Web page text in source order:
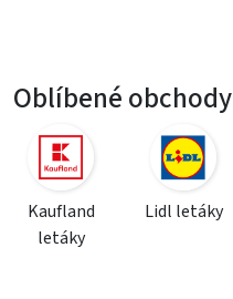
Oblíbené obchody
Kaufland
letáky
Lidl letáky